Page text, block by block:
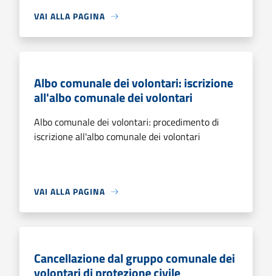
VAI ALLA PAGINA
Albo comunale dei volontari: iscrizione
all'albo comunale dei volontari
Albo comunale dei volontari: procedimento di
iscrizione all'albo comunale dei volontari
VAI ALLA PAGINA
Cancellazione dal gruppo comunale dei